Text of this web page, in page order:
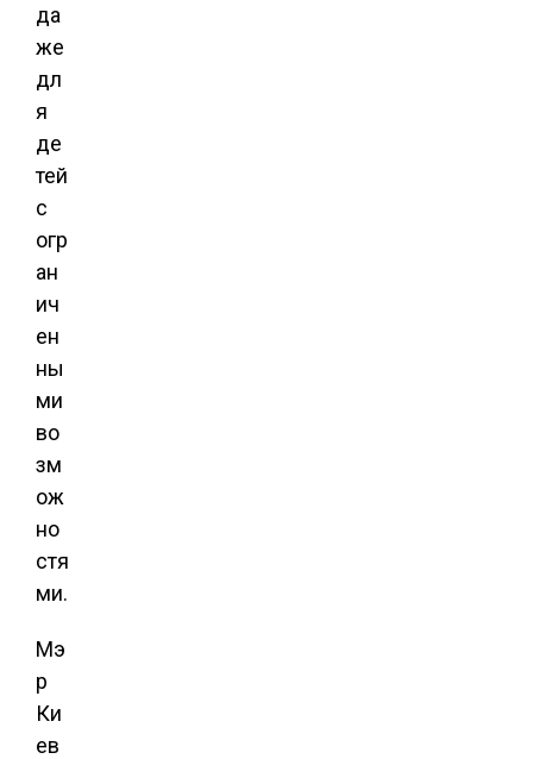
да
же
дл
я
де
тей
с
огр
ан
ич
ен
ны
ми
во
зм
ож
но
стя
ми.
Мэ
р
Ки
ев